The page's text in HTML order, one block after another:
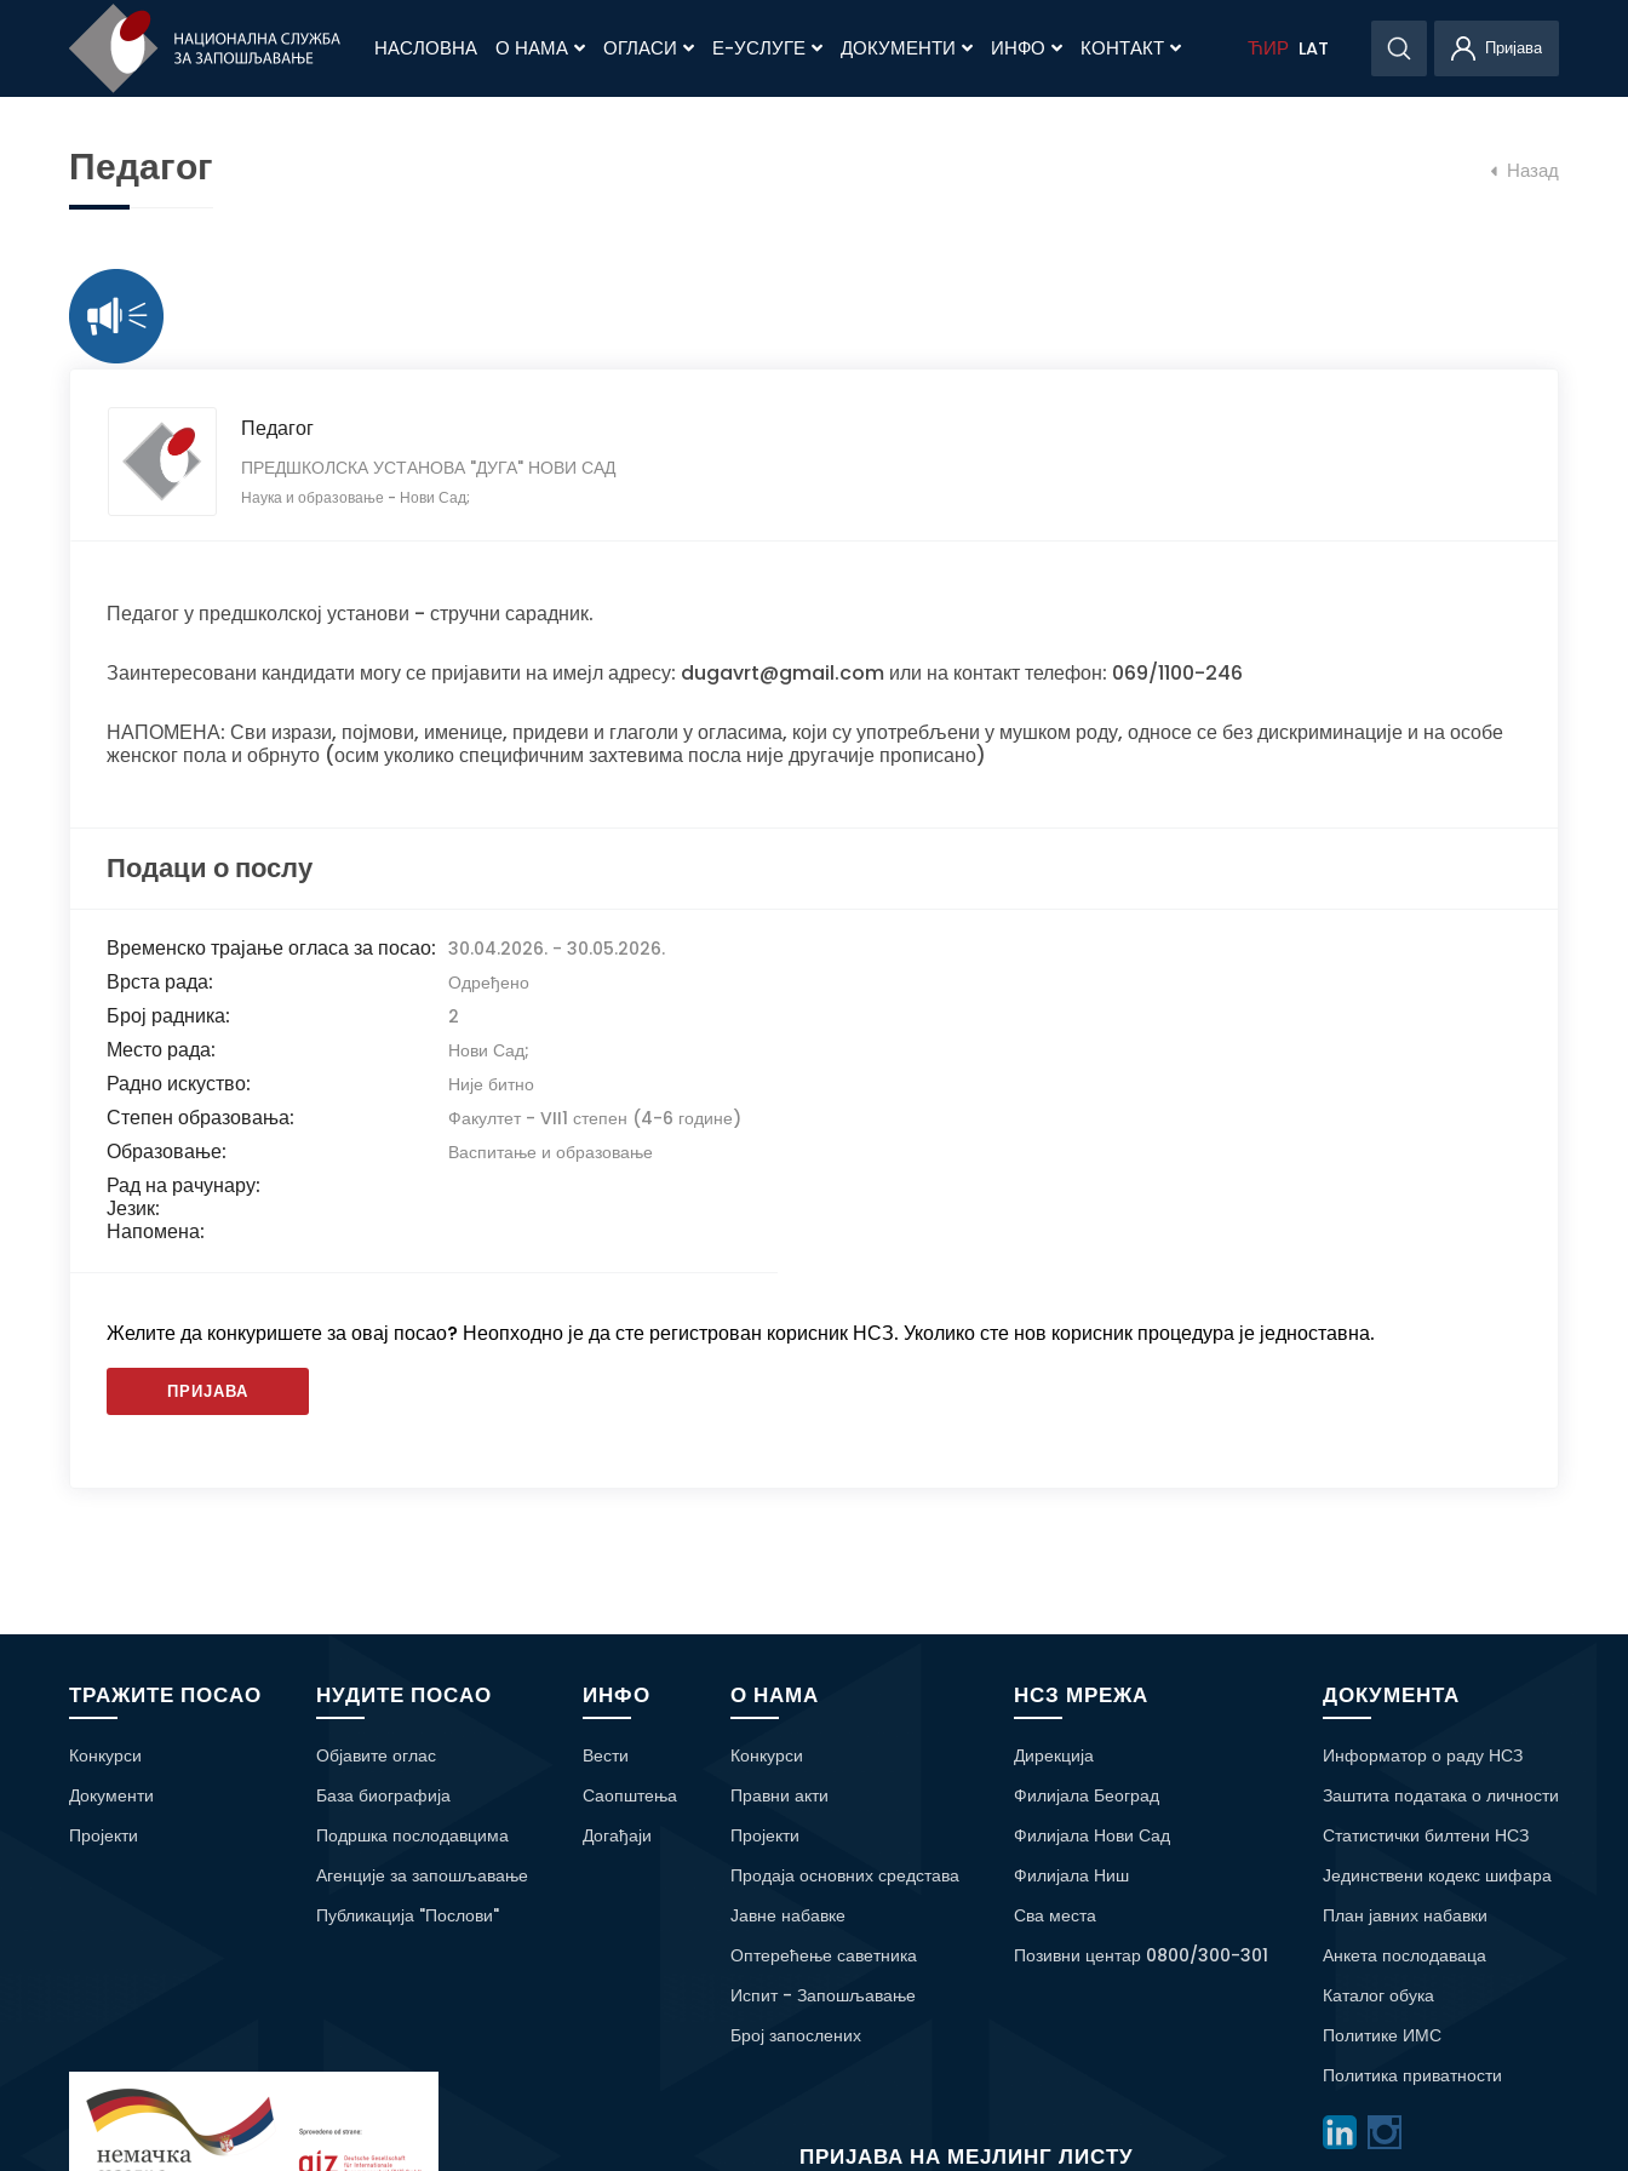
НАСЛОВНА О НАМА ОГЛАСИ Е-УСЛУГЕ ДОКУМЕНТИ ИНФО КОНТАКТ ЋИР LAT Пријава
Педагог Назад
Педагог
ПРЕДШКОЛСКА УСТАНОВА "ДУГА" НОВИ САД
Наука и образовање - Нови Сад;
Педагог у предшколској установи - стручни сарадник.
Заинтересовани кандидати могу се пријавити на имејл адресу: dugavrt@gmail.com или на контакт телефон: 069/1100-246
НАПОМЕНА: Сви изрази, појмови, именице, придеви и глаголи у огласима, који су употребљени у мушком роду, односе се без дискриминације и на особе
женског пола и обрнуто (осим уколико специфичним захтевима посла није другачије прописано)
Подаци о послу
Временско трајање огласа за посао: 30.04.2026. - 30.05.2026.
Врста рада: Одређено
Број радника: 2
Место рада: Нови Сад;
Радно искуство: Није битно
Степен образовања: Факултет - VII1 степен (4-6 године)
Образовање: Васпитање и образовање
Рад на рачунару:
Језик:
Напомена:
Желите да конкуришете за овај посао? Неопходно је да сте регистрован корисник НСЗ. Уколико сте нов корисник процедура је једноставна.
ПРИЈАВА
ТРАЖИТЕ ПОСАО
Конкурси
Документи
Пројекти
НУДИТЕ ПОСАО
Објавите оглас
База биографија
Подршка послодавцима
Агенције за запошљавање
Публикација "Послови"
ИНФО
Вести
Саопштења
Догађаји
О НАМА
Конкурси
Правни акти
Пројекти
Продаја основних средстава
Јавне набавке
Оптерећење саветника
Испит - Запошљавање
Број запослених
НСЗ МРЕЖА
Дирекција
Филијала Београд
Филијала Нови Сад
Филијала Ниш
Сва места
Позивни центар 0800/300-301
ДОКУМЕНТА
Информатор о раду НСЗ
Заштита података о личности
Статистички билтени НСЗ
Јединствени кодекс шифара
План јавних набавки
Анкета послодаваца
Каталог обука
Политике ИМС
Политика приватности
ПРИЈАВА НА МЕЈЛИНГ ЛИСТУ